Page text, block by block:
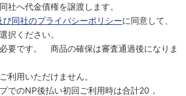
社へ代金債権を譲渡します。
同社のプライバシーポリシーに同意して、
択ください。
要です。 商品の確保は審査通過後になりま
利用いただけません。
でのNP後払い初回ご利用時は合計20，